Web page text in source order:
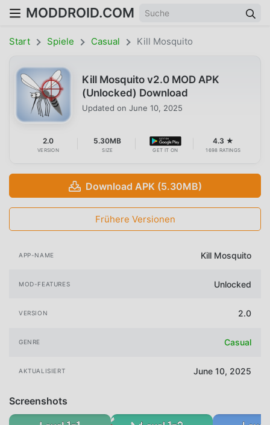
MODDROID.COM
Start Spiele Casual Kill Mosquito
Kill Mosquito v2.0 MOD APK
(Unlocked) Download
Updated on June 10, 2025
2.0
VERSION
5.30MB
SIZE GET IT ON
4.3 ★
1698 RATINGS
Download APK (5.30MB)
Frühere Versionen
APP-NAME Kill Mosquito
MOD-FEATURES Unlocked
VERSION 2.0
GENRE Casual
AKTUALISIERT June 10, 2025
Screenshots